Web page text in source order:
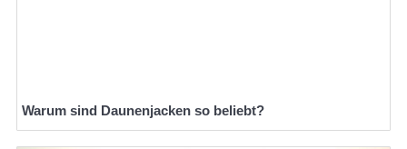
Warum sind Daunenjacken so beliebt?